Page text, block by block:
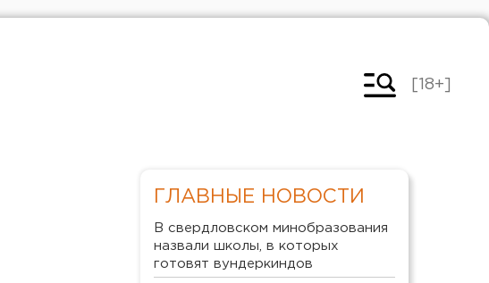
[18+]
ГЛАВНЫЕ НОВОСТИ
В свердловском минобразования
назвали школы, в которых
готовят вундеркиндов